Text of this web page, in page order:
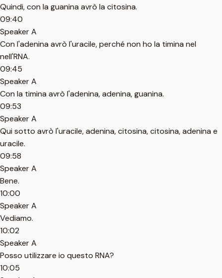
Quindi, con la guanina avrò la citosina.
09:40
Speaker A
Con l'adenina avrò l'uracile, perché non ho la timina nel
nell'RNA.
09:45
Speaker A
Con la timina avrò l'adenina, adenina, guanina.
09:53
Speaker A
Qui sotto avrò l'uracile, adenina, citosina, citosina, adenina e
uracile.
09:58
Speaker A
Bene.
10:00
Speaker A
Vediamo.
10:02
Speaker A
Posso utilizzare io questo RNA?
10:05